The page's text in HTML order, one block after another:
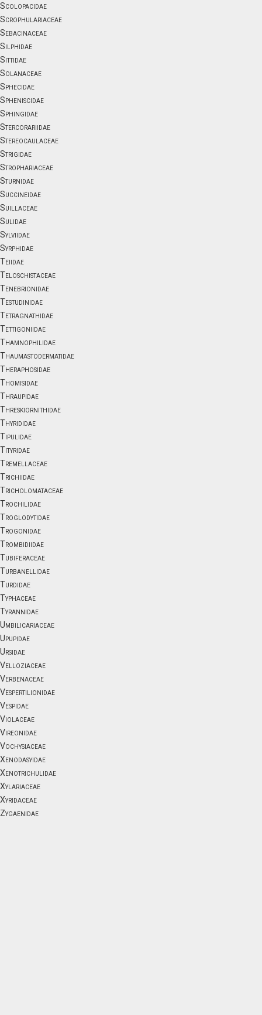
Scolopacidae
Scrophulariaceae
Sebacinaceae
Silphidae
Sittidae
Solanaceae
Sphecidae
Spheniscidae
Sphingidae
Stercorariidae
Stereocaulaceae
Strigidae
Strophariaceae
Sturnidae
Succineidae
Suillaceae
Sulidae
Sylviidae
Syrphidae
Teiidae
Teloschistaceae
Tenebrionidae
Testudinidae
Tetragnathidae
Tettigoniidae
Thamnophilidae
Thaumastodermatidae
Theraphosidae
Thomisidae
Thraupidae
Threskiornithidae
Thyrididae
Tipulidae
Tityridae
Tremellaceae
Trichiidae
Tricholomataceae
Trochilidae
Troglodytidae
Trogonidae
Trombidiidae
Tubiferaceae
Turbanellidae
Turdidae
Typhaceae
Tyrannidae
Umbilicariaceae
Upupidae
Ursidae
Velloziaceae
Verbenaceae
Vespertilionidae
Vespidae
Violaceae
Vireonidae
Vochysiaceae
Xenodasyidae
Xenotrichulidae
Xylariaceae
Xyridaceae
Zygaenidae